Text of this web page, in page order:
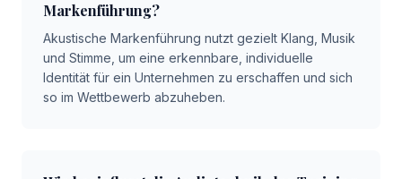
Markenführung?
Akustische Markenführung nutzt gezielt Klang, Musik
und Stimme, um eine erkennbare, individuelle
Identität für ein Unternehmen zu erschaffen und sich
so im Wettbewerb abzuheben.